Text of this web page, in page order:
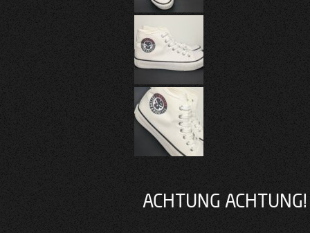
ACHTUNG ACHTUNG!